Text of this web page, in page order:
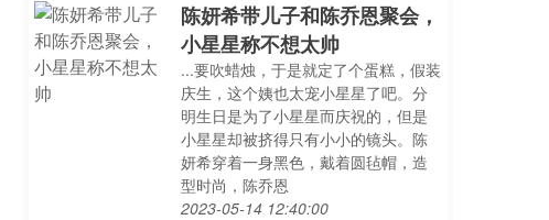
陈妍希带儿子和陈乔恩聚会，
小星星称不想太帅
...要吹蜡烛，于是就定了个蛋糕，假装
庆生，这个姨也太宠小星星了吧。分
明生日是为了小星星而庆祝的，但是
小星星却被挤得只有小小的镜头。陈
妍希穿着一身黑色，戴着圆毡帽，造
型时尚，陈乔恩
2023-05-14 12:40:00